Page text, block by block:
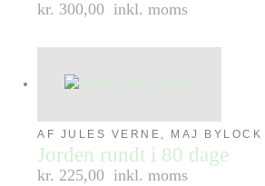
kr. 300,00 inkl. moms
AF JULES VERNE, MAJ BYLOCK
Jorden rundt i 80 dage
kr. 225,00 inkl. moms